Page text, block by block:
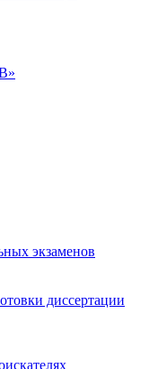
экзаменов
диссертации